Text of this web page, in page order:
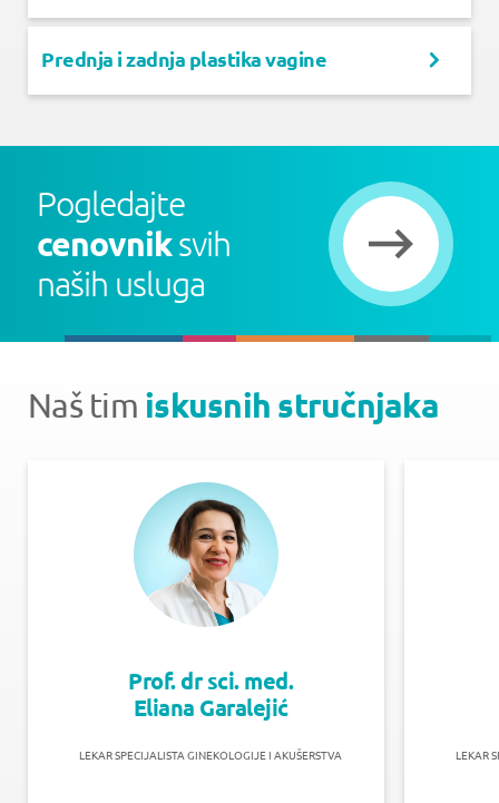
Prednja i zadnja plastika vagine
Pogledajte
cenovniksvih
naših usluga
Naš tim iskusnih stručnjaka
Prof. dr sci. med.
Eliana Garalejić
LEKAR SPECIJALISTA GINEKOLOGIJE I AKUŠERSTVA LEKAR